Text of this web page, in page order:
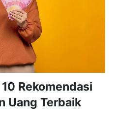
Rekomendasi
Uang Terbaik